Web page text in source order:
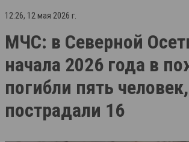
12:26, 12 мая 2026 г.
МЧС: в Северной
начала 2026 года в
погибли пять человек,
пострадали 16